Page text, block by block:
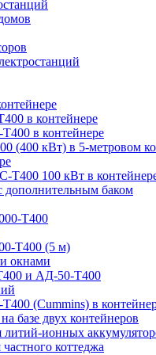
в контейнере
в контейнере
(400 кВт) в 5-метровом
Т400 100 кВт в
баком
Т400
Т400 (5 м)
окнами
и АД-50-Т400
(Cummins) в
базе двух контейнеров
ионных
коттеджа